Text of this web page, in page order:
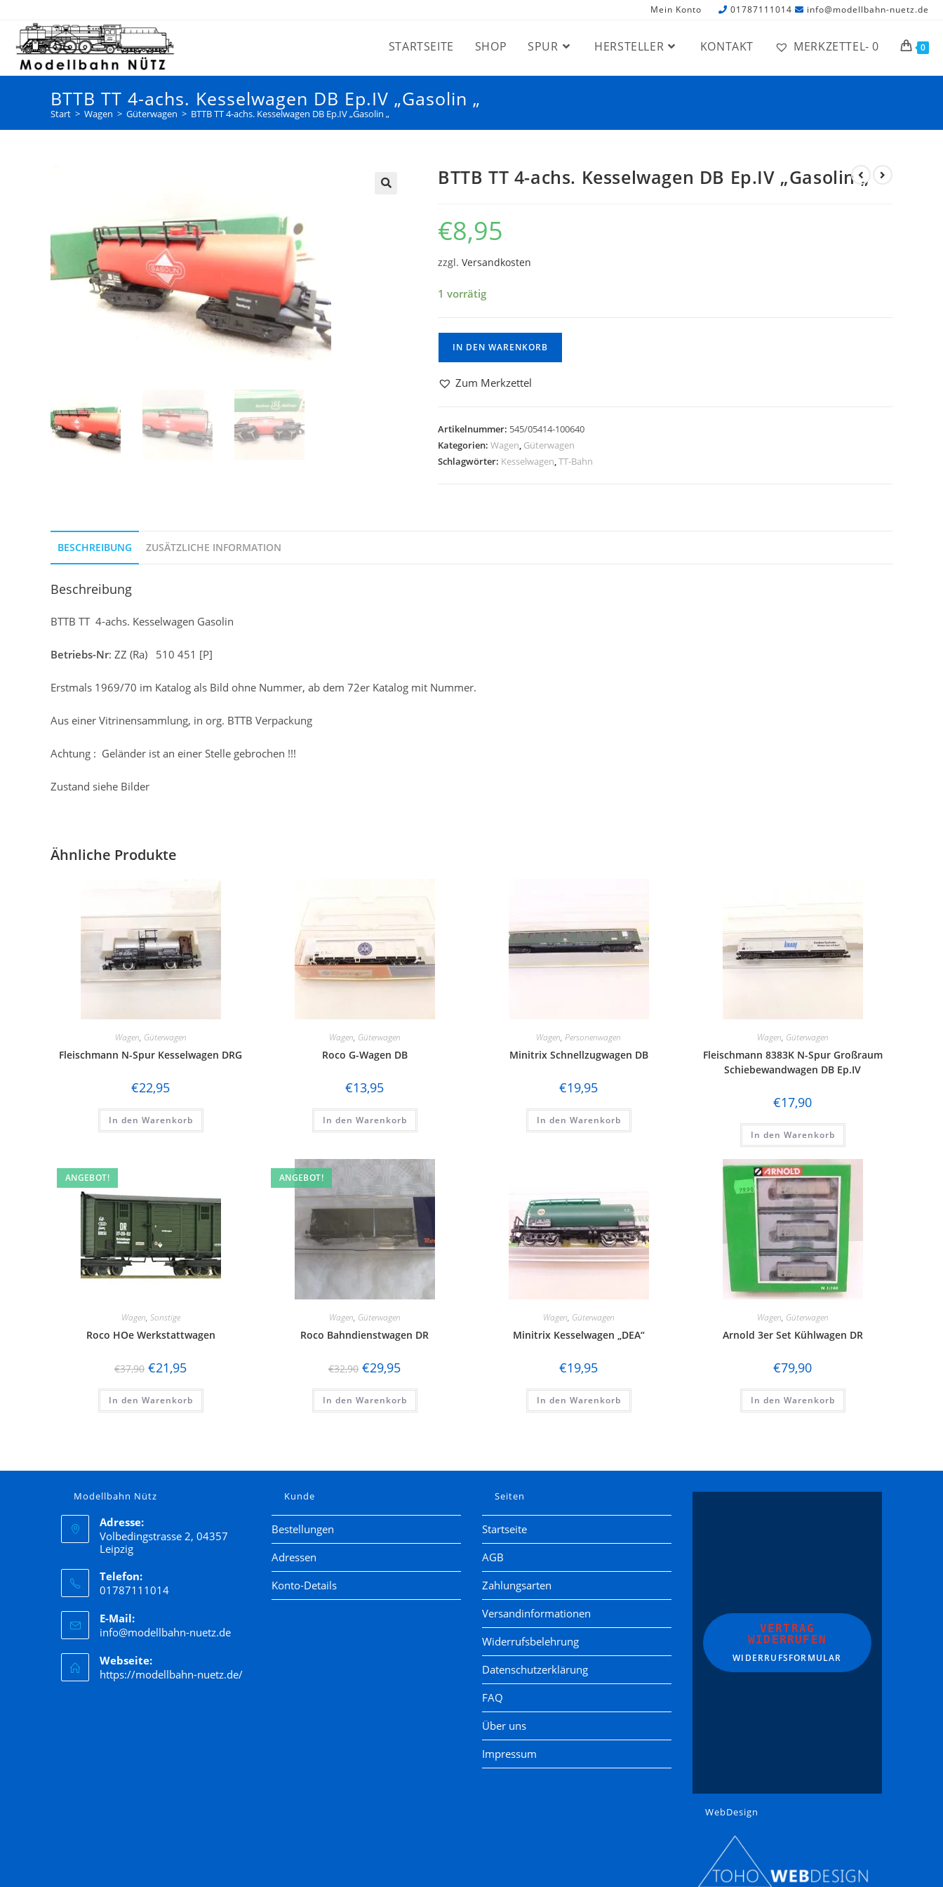
Mein Konto 01787111014 info@modellbahn-nuetz.de
STARTSEITE SHOP SPUR HERSTELLER KONTAKT MERKZETTEL- 0 0
BTTB TT 4-achs. Kesselwagen DB Ep.IV „Gasolin „
Start > Wagen > Güterwagen > BTTB TT 4-achs. Kesselwagen DB Ep.IV „Gasolin „
BTTB TT 4-achs. Kesselwagen DB Ep.IV „Gasolin „
€8,95
zzgl. Versandkosten
1 vorrätig
IN DEN WARENKORB
Zum Merkzettel
Artikelnummer: 545/05414-100640
Kategorien: Wagen, Güterwagen
Schlagwörter: Kesselwagen,TT-Bahn
BESCHREIBUNG ZUSÄTZLICHE INFORMATION
Beschreibung
BTTB TT 4-achs. Kesselwagen Gasolin
Betriebs-Nr: ZZ (Ra) 510 451 [P]
Erstmals 1969/70 im Katalog als Bild ohne Nummer, ab dem 72er Katalog mit Nummer.
Aus einer Vitrinensammlung, in org. BTTB Verpackung
Achtung : Geländer ist an einer Stelle gebrochen !!!
Zustand siehe Bilder
Ähnliche Produkte
Wagen, Güterwagen
Fleischmann N-Spur Kesselwagen DRG
€22,95
In den Warenkorb
Wagen, Güterwagen
Roco G-Wagen DB
€13,95
In den Warenkorb
Wagen, Personenwagen
Minitrix Schnellzugwagen DB
€19,95
In den Warenkorb
Wagen, Güterwagen
Fleischmann 8383K N-Spur Großraum
Schiebewandwagen DB Ep.IV
€17,90
In den Warenkorb
ANGEBOT!
Wagen, Sonstige
Roco HOe Werkstattwagen
€37,90 €21,95
In den Warenkorb
ANGEBOT!
Wagen, Güterwagen
Roco Bahndienstwagen DR
€32,90 €29,95
In den Warenkorb
Wagen, Güterwagen
Minitrix Kesselwagen „DEA“
€19,95
In den Warenkorb
Wagen, Güterwagen
Arnold 3er Set Kühlwagen DR
€79,90
In den Warenkorb
Modellbahn Nütz
Adresse:
Volbedingstrasse 2, 04357
Leipzig
Telefon:
01787111014
E-Mail:
info@modellbahn-nuetz.de
Webseite:
https://modellbahn-nuetz.de/
Kunde
Bestellungen
Adressen
Konto-Details
Seiten
Startseite
AGB
Zahlungsarten
Versandinformationen
Widerrufsbelehrung
Datenschutzerklärung
FAQ
Über uns
Impressum
VERTRAG
WIDERRUFEN
WIDERRUFSFORMULAR
WebDesign